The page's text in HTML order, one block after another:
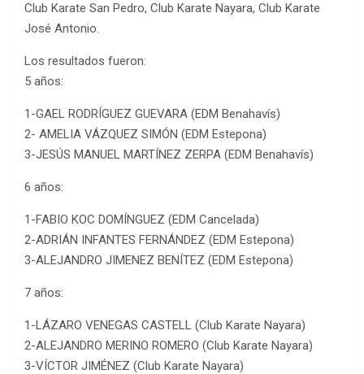
Club Karate San Pedro, Club Karate Nayara, Club Karate
José Antonio.
Los resultados fueron:
5 años:
1-GAEL RODRÍGUEZ GUEVARA (EDM Benahavís)
2- AMELIA VÁZQUEZ SIMÓN (EDM Estepona)
3-JESÚS MANUEL MARTÍNEZ ZERPA (EDM Benahavís)
6 años:
1-FABIO KOC DOMÍNGUEZ (EDM Cancelada)
2-ADRIÁN INFANTES FERNÁNDEZ (EDM Estepona)
3-ALEJANDRO JIMENEZ BENÍTEZ (EDM Estepona)
7 años:
1-LÁZARO VENEGAS CASTELL (Club Karate Nayara)
2-ALEJANDRO MERINO ROMERO (Club Karate Nayara)
3-VÍCTOR JIMÉNEZ (Club Karate Nayara)